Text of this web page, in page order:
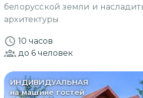
белорусской земли и
архитектуры
10 часов
до 6 человек
ИНДИВИДУАЛЬНАЯ
на машине гостей